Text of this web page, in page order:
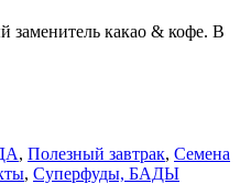
заменитель какао & кофе. В
, Полезный завтрак, Семена
, Суперфуды, БАДЫ